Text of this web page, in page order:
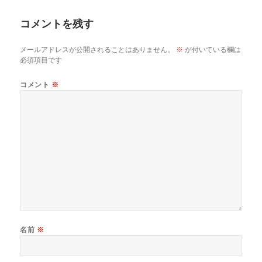
コメントを残す
メールアドレスが公開されることはありません。 ※ が付いている欄は
必須項目です
コメント ※
名前 ※